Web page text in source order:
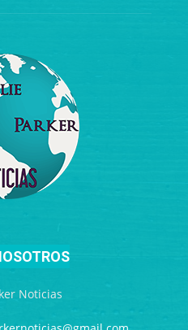
Noticias